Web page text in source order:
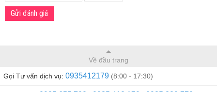
Gửi đánh giá
Về đầu trang
Gọi Tư vấn dịch vụ: 0935412179 (8:00 - 17:30)